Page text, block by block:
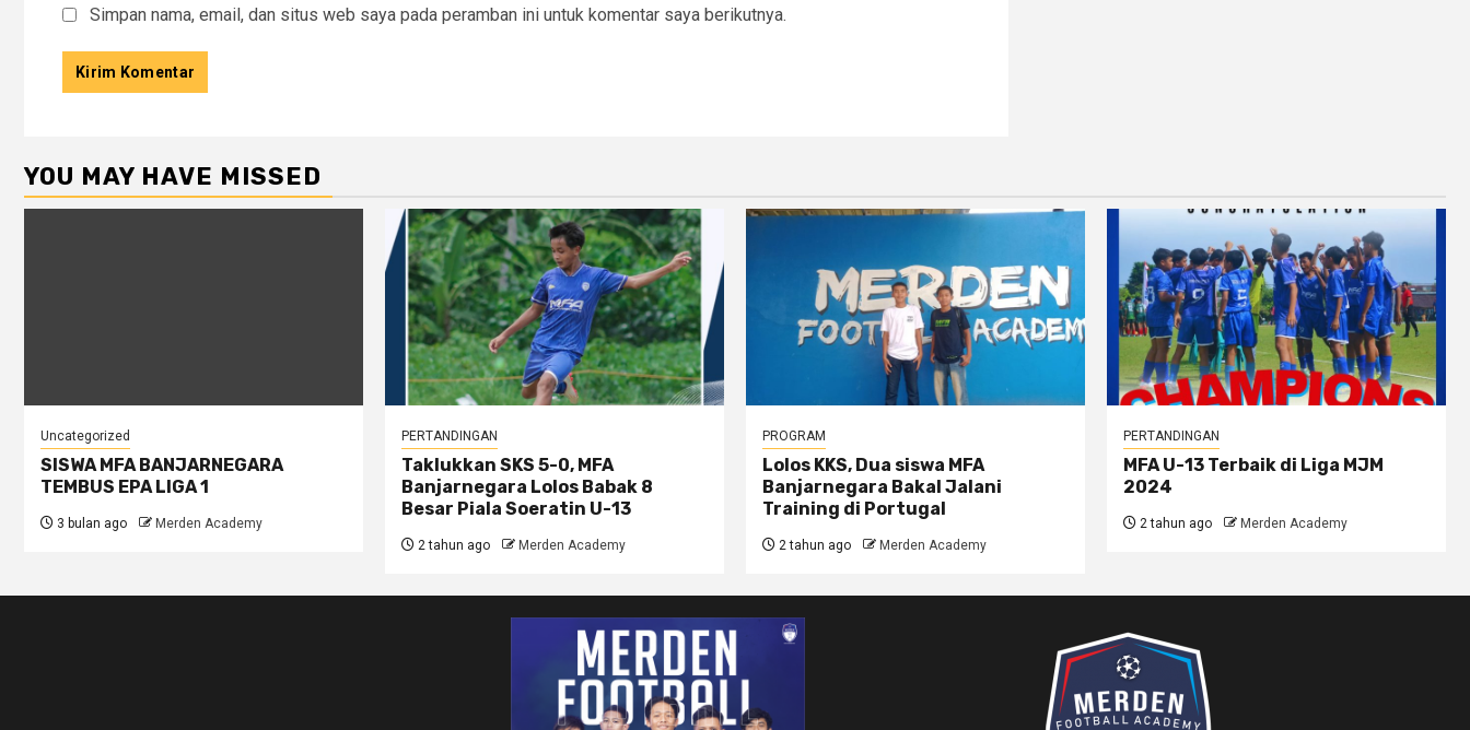
Simpan nama, email, dan situs web saya pada peramban ini untuk komentar saya berikutnya.
YOU MAY HAVE MISSED
Uncategorized
SISWA MFA BANJARNEGARA
TEMBUS EPA LIGA 1
3 bulan ago Merden Academy
PERTANDINGAN
Taklukkan SKS 5-0, MFA
Banjarnegara Lolos Babak 8
Besar Piala Soeratin U-13
2 tahun ago Merden Academy
PROGRAM
Lolos KKS, Dua siswa MFA
Banjarnegara Bakal Jalani
Training di Portugal
2 tahun ago Merden Academy
PERTANDINGAN
MFA U-13 Terbaik di Liga MJM
2024
2 tahun ago Merden Academy